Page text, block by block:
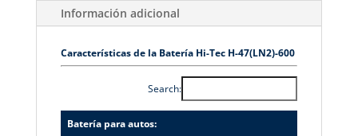
Información adicional
Características de la Batería Hi-Tec H-47(LN2)-600
Search:
Batería para autos: